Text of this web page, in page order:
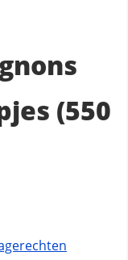
(550